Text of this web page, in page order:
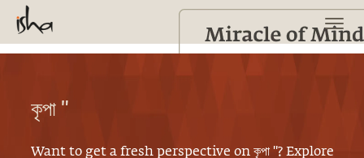
কৃপা "
Want to get a fresh perspective onকৃপা "? Explore